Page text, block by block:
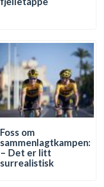
Foss om
sammenlagtkampen:
– Det er litt
surrealistisk